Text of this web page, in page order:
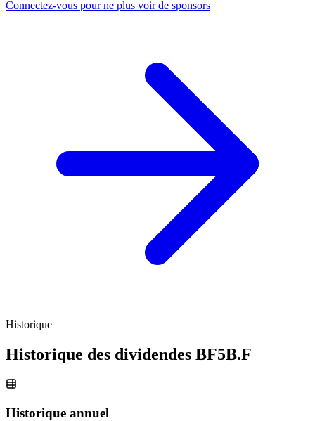
Connectez-vous pour ne plus voir de sponsors
Historique
Historique des dividendes BF5B.F
Historique annuel